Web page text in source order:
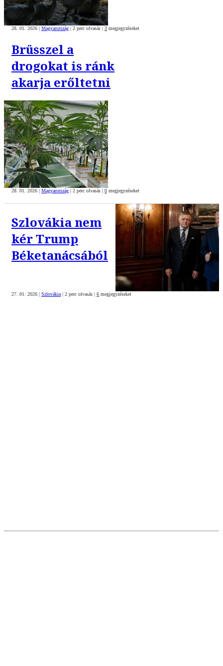
28. 01. 2026 | Magyarország | 2 perc olvasás | 3 megjegyzéseket
Brüsszel a
drogokat is ránk
akarja erőltetni
28. 01. 2026 | Magyarország | 2 perc olvasás | 0 megjegyzéseket
Szlovákia nem
kér Trump
Béketanácsából
27. 01. 2026 | Szlovákia | 2 perc olvasás | 6 megjegyzéseket